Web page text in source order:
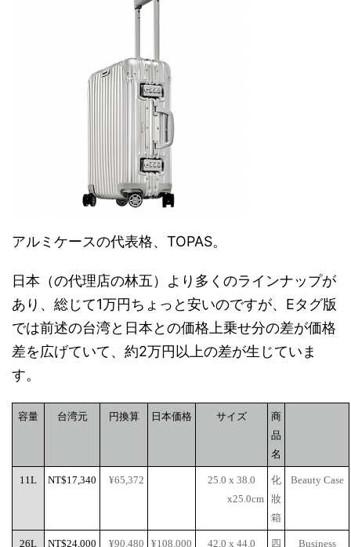
アルミケースの代表格、TOPAS。
日本（の代理店の林五）より多くのラインナップが
あり、総じて1万円ちょっと安いのですが、Eタグ版
では前述の台湾と日本との価格上乗せ分の差が価格
差を広げていて、約2万円以上の差が生じていま
す。
容量 台湾元 円換算 日本価格 サイズ
商
品
名
11L NT$17,340 ¥65,372
25.0 x 38.0
x25.0cm
化
妝
箱
Beauty Case
26L NT$24,000 ¥90,480 ¥108,000
42.0 x 44.0
四
Business